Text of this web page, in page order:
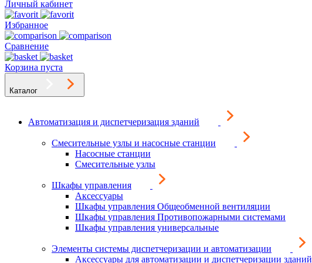
Личный кабинет
Избранное
Сравнение
Корзина пуста
Каталог
Автоматизация и диспетчеризация зданий
Смесительные узлы и насосные станции
Насосные станции
Смесительные узлы
Шкафы управления
Аксессуары
Шкафы управления Общеобменной вентиляции
Шкафы управления Противопожарными системами
Шкафы управления универсальные
Элементы системы диспетчеризации и автоматизации
Аксессуары для автоматизации и диспетчеризации зданий